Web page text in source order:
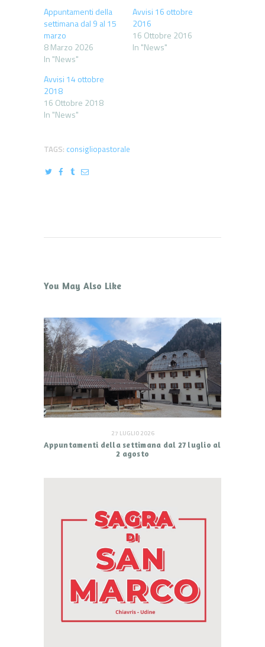
Appuntamenti della
settimana dal 9 al 15
marzo
8 Marzo 2026
In "News"
Avvisi 16 ottobre
2016
16 Ottobre 2016
In "News"
Avvisi 14 ottobre
2018
16 Ottobre 2018
In "News"
TAGS: consigliopastorale
You May Also Like
27 LUGLIO 2026
Appuntamenti della settimana dal 27 luglio al
2 agosto